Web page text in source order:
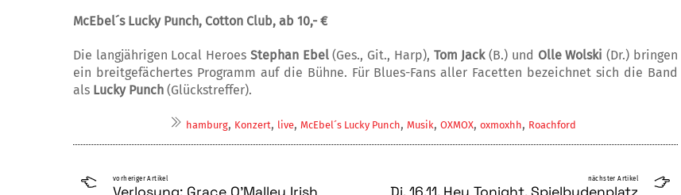
McEbel´s Lucky Punch, Cotton Club, ab 10,- €
Die langjährigen Local Heroes Stephan Ebel(Ges., Git., Harp), Tom Jack(B.) und Olle Wolski (Dr.) bringen
ein breitgefächertes Programm auf die Bühne. Für Blues-Fans aller Facetten bezeichnet sich die Band
als Lucky Punch (Glückstreffer).
hamburg, Konzert, live, McEbel´s Lucky Punch, Musik, OXMOX, oxmoxhh, Roachford
vorheriger Artikel nächster Artikel